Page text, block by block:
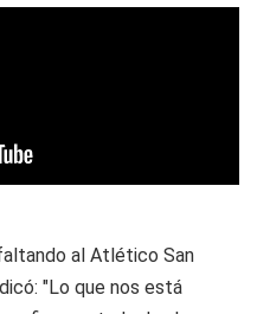
al Atlético San
"Lo que nos está